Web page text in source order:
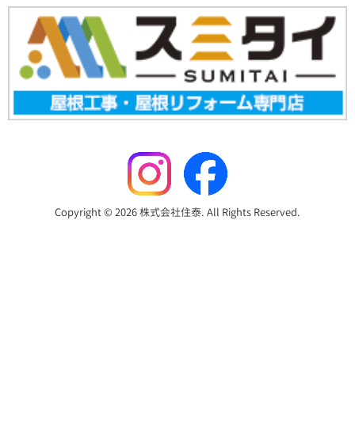
Copyright © 2026 株式会社住泰. All Rights Reserved.